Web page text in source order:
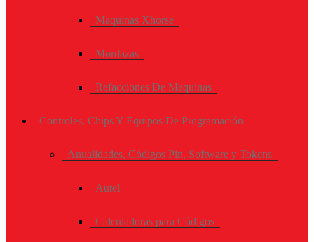
Maquinas Xhorse
Mordazas
Refacciones De Maquinas
Controles, Chips Y Equipos De Programación
Anualidades, Códigos Pin, Software y Tokens
Autel
Calculadoras para Códigos